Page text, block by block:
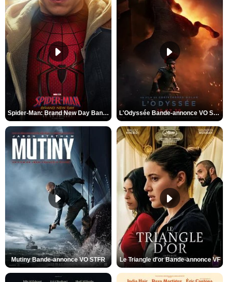
Spider-Man: Brand New Day Bande-annonce VO STFR L'Odyssée Bande-annonce VO STFR
Mutiny Bande-annonce VO STFR Le Triangle d'or Bande-annonce VF